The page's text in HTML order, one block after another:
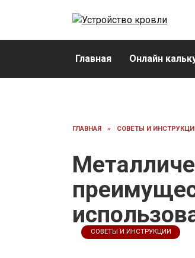
Главная Онлайн
ГЛАВНАЯ » СОВЕТЫ И
СОВЕТЫ И ИНСТРУКЦИИ